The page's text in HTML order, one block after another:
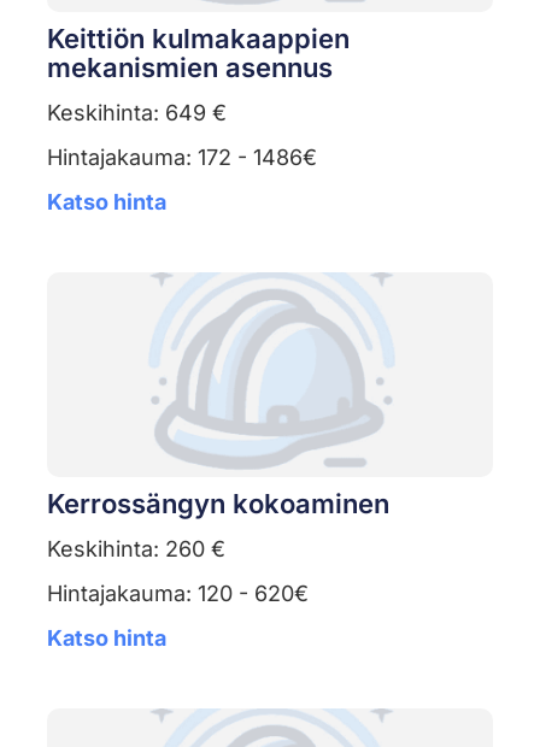
Keittiön kulmakaappien
mekanismien asennus
Keskihinta: 649 €
Hintajakauma: 172 - 1486€
Katso hinta
Kerrossängyn kokoaminen
Keskihinta: 260 €
Hintajakauma: 120 - 620€
Katso hinta